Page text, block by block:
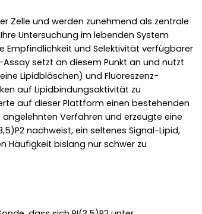
Zelle und werden zunehmend als zentrale
Untersuchung im lebenden System
Empfindlichkeit und Selektivität verfügbarer
setzt an diesem Punkt an und nutzt
Lipidbläschen) und Fluoreszenz-
auf Lipidbindungsaktivität zu
auf dieser Plattform einen bestehenden
Verfahren und erzeugte eine
nachweist, ein seltenes Signal-Lipid,
Häufigkeit bislang nur schwer zu